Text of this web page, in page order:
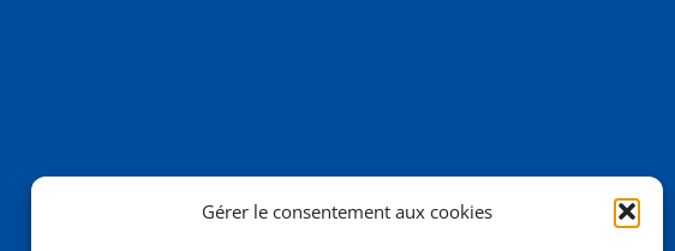
Gérer le consentement aux cookies